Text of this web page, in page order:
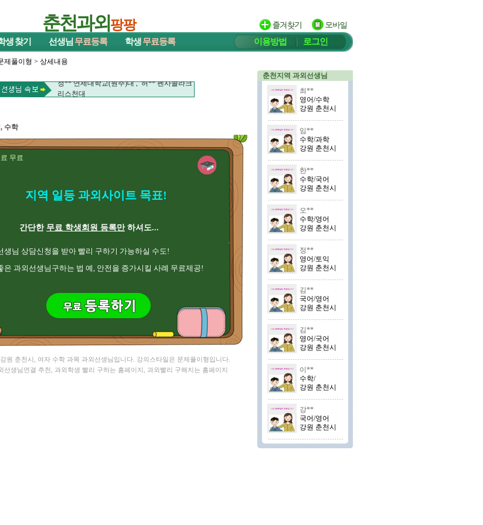
춘천과외 팡팡
생찾기 선생님 무료등록 학생무료등록 이용방법 로그인
제풀이형 > 상세내용
정** 연세대학교(원주)대 , 허** 펜사콜라크
리스천대
이** 강원대
수학
무료
지역 일등 과외사이트 목표!
간단한 무료 학생회원 등록만하셔도...
생님 상담신청을 받아 빨리 구하기 가능하실 수도!
은 과외선생님구하는 법 예, 안전을 증가시킬 사례 무료제공!
원 춘천시, 여자 수학 과목 과외선생님입니다. 강의스타일은 문제풀이형입니다.
선생님연결 추천, 과외학생 빨리 구하는 홈페이지, 과외빨리 구해지는 홈페이지
춘천지역 과외선생님
최**
영어/수학
강원 춘천시
임**
수학/과학
강원 춘천시
한**
수학/국어
강원 춘천시
오**
수학/영어
강원 춘천시
정**
영어/토익
강원 춘천시
김**
국어/영어
강원 춘천시
김**
영어/국어
강원 춘천시
이**
수학/
강원 춘천시
강**
국어/영어
강원 춘천시